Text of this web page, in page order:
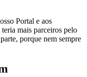
Portal e aos
mais parceiros pelo
porque nem sempre